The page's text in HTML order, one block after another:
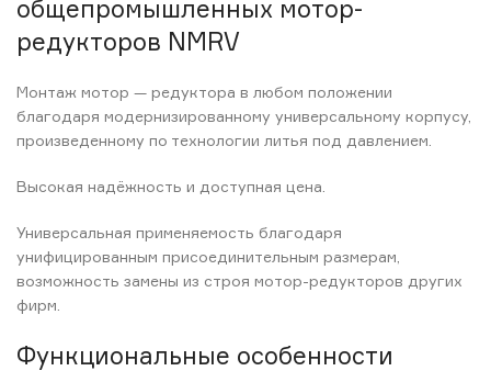
общепромышленных мотор-
редукторов NMRV
Монтаж мотор — редуктора в любом положении
благодаря модернизированному универсальному корпусу,
произведенному по технологии литья под давлением.
Высокая надёжность и доступная цена.
Универсальная применяемость благодаря
унифицированным присоединительным размерам,
возможность замены из строя мотор-редукторов других
фирм.
Функциональные особенности